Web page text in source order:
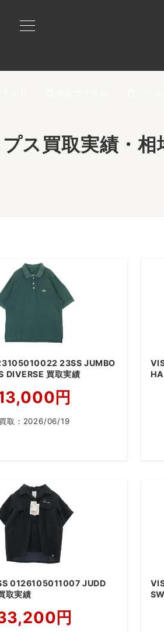
ス買取実績・相
23SS JUMBO
DIVERSE 買取実績
円
買取： 2026/06/19
0126105011007 JUDD
取実績
円